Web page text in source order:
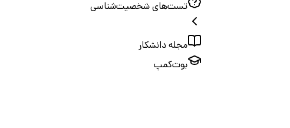
تست‌های شخصیت‌شناسی
مجله دانشکار
بوت‌کمپ